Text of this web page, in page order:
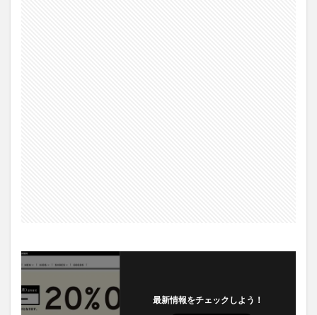
最新情報をチェックしよう！